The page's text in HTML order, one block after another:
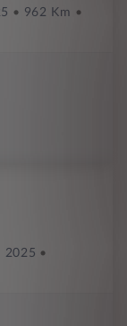
962 Km
2025